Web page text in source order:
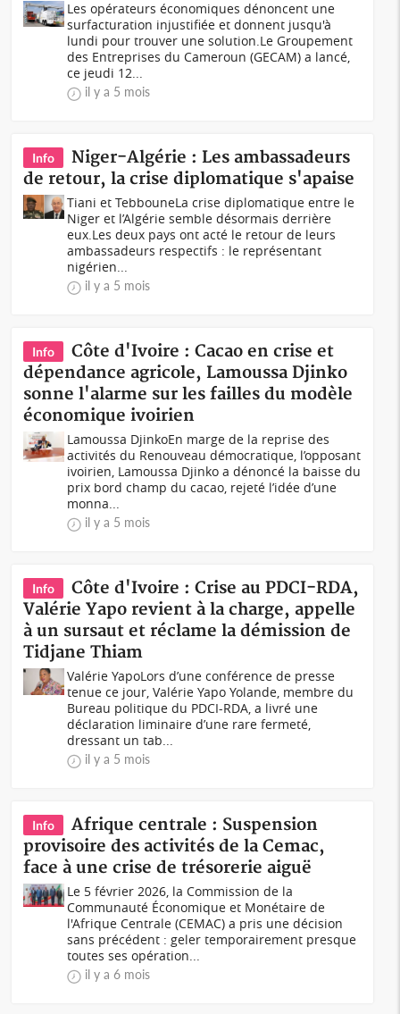
Les opérateurs économiques dénoncent une
surfacturation injustifiée et donnent jusqu'à
lundi pour trouver une solution.Le Groupement
des Entreprises du Cameroun (GECAM) a lancé,
ce jeudi 12...
il y a 5 mois
Info
Niger-Algérie : Les ambassadeurs
de retour, la crise diplomatique s'apaise
Tiani et TebbouneLa crise diplomatique entre le
Niger et l’Algérie semble désormais derrière
eux.Les deux pays ont acté le retour de leurs
ambassadeurs respectifs : le représentant
nigérien...
il y a 5 mois
Info
Côte d'Ivoire : Cacao en crise et
dépendance agricole, Lamoussa Djinko
sonne l'alarme sur les failles du modèle
économique ivoirien
Lamoussa DjinkoEn marge de la reprise des
activités du Renouveau démocratique, l’opposant
ivoirien, Lamoussa Djinko a dénoncé la baisse du
prix bord champ du cacao, rejeté l’idée d’une
monna...
il y a 5 mois
Info
Côte d'Ivoire : Crise au PDCI-RDA,
Valérie Yapo revient à la charge, appelle
à un sursaut et réclame la démission de
Tidjane Thiam
Valérie YapoLors d’une conférence de presse
tenue ce jour, Valérie Yapo Yolande, membre du
Bureau politique du PDCI-RDA, a livré une
déclaration liminaire d’une rare fermeté,
dressant un tab...
il y a 5 mois
Info
Afrique centrale : Suspension
provisoire des activités de la Cemac,
face à une crise de trésorerie aiguë
Le 5 février 2026, la Commission de la
Communauté Économique et Monétaire de
l'Afrique Centrale (CEMAC) a pris une décision
sans précédent : geler temporairement presque
toutes ses opération...
il y a 6 mois